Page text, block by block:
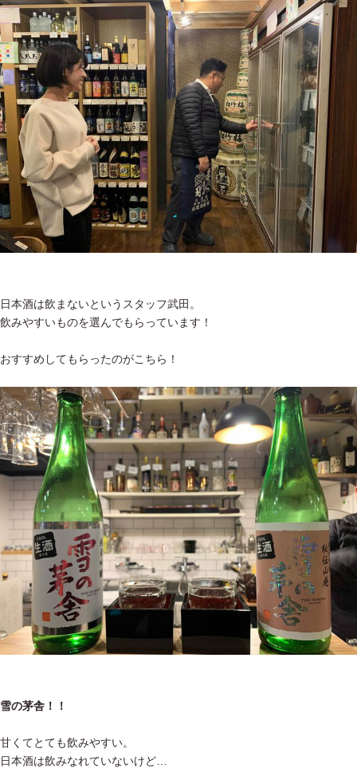
日本酒は飲まないというスタッフ武田。
飲みやすいものを選んでもらっています！
おすすめしてもらったのがこちら！
雪の茅舎！！
甘くてとても飲みやすい。
日本酒は飲みなれていないけど…